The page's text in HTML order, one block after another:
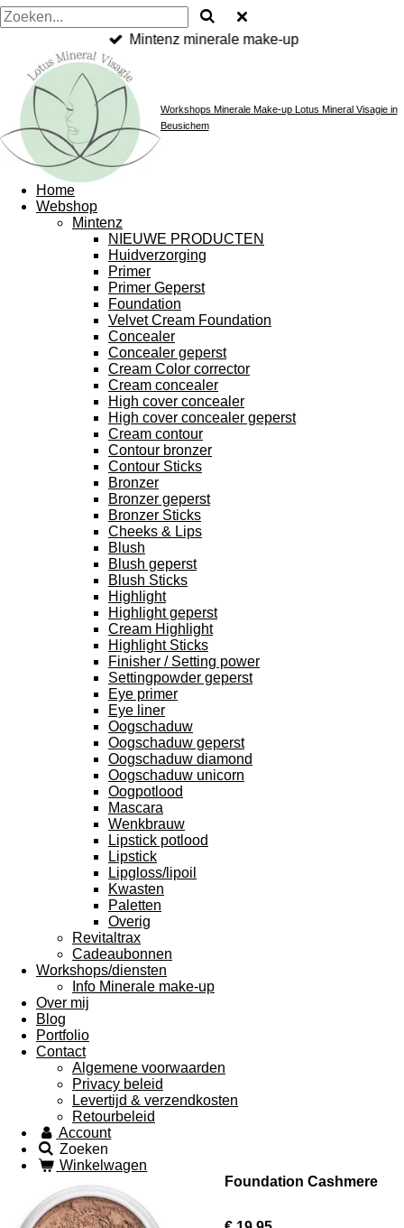
Mintenz minerale make-up
Workshops Minerale Make-up Lotus Mineral Visagie in
Beusichem
Home
Webshop
Mintenz
NIEUWE PRODUCTEN
Huidverzorging
Primer
Primer Geperst
Foundation
Velvet Cream Foundation
Concealer
Concealer geperst
Cream Color corrector
Cream concealer
High cover concealer
High cover concealer geperst
Cream contour
Contour bronzer
Contour Sticks
Bronzer
Bronzer geperst
Bronzer Sticks
Cheeks & Lips
Blush
Blush geperst
Blush Sticks
Highlight
Highlight geperst
Cream Highlight
Highlight Sticks
Finisher / Setting power
Settingpowder geperst
Eye primer
Eye liner
Oogschaduw
Oogschaduw geperst
Oogschaduw diamond
Oogschaduw unicorn
Oogpotlood
Mascara
Wenkbrauw
Lipstick potlood
Lipstick
Lipgloss/lipoil
Kwasten
Paletten
Overig
Revitaltrax
Cadeaubonnen
Workshops/diensten
Info Minerale make-up
Over mij
Blog
Portfolio
Contact
Algemene voorwaarden
Privacy beleid
Levertijd & verzendkosten
Retourbeleid
Account
Zoeken
Winkelwagen
Foundation Cashmere